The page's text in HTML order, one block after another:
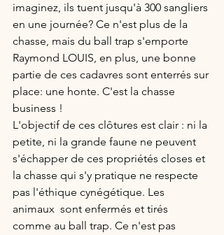
imaginez, ils tuent jusqu'à 300 sangliers
en une journée? Ce n'est plus de la
chasse, mais du ball trap s'emporte
Raymond LOUIS, en plus, une bonne
partie de ces cadavres sont enterrés sur
place: une honte. C'est la chasse
business !
L'objectif de ces clôtures est clair : ni la
petite, ni la grande faune ne peuvent
s'échapper de ces propriétés closes et
la chasse qui s'y pratique ne respecte
pas l'éthique cynégétique. Les
animaux  sont enfermés et tirés
comme au ball trap. Ce n'est pas